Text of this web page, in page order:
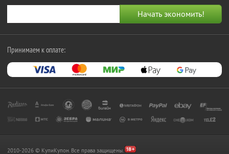
Принимаем к оплате:
2010-2026 © КупиКупон. Все права защищены.